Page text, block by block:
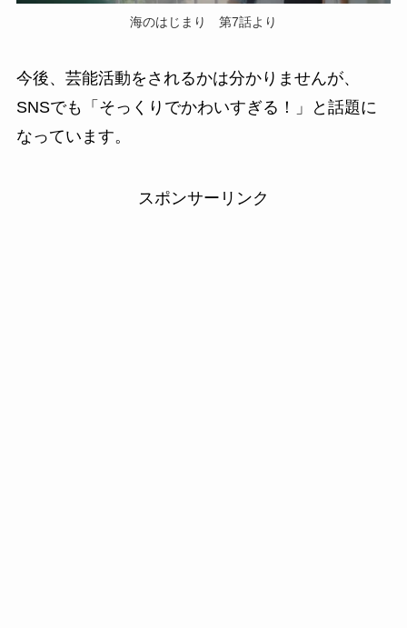
海のはじまり 第7話より
今後、芸能活動をされるかは分かりませんが、
SNSでも「そっくりでかわいすぎる！」と話題に
なっています。
スポンサーリンク